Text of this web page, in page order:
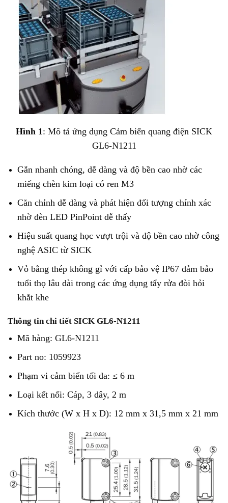
Hình 1: Mô tả ứng dụng Cảm biến quang điện SICK
GL6-N1211
Gắn nhanh chóng, dễ dàng và độ bền cao nhờ các
miếng chèn kim loại có ren M3
Căn chỉnh dễ dàng và phát hiện đối tượng chính xác
nhờ đèn LED PinPoint dễ thấy
Hiệu suất quang học vượt trội và độ bền cao nhờ công
nghệ ASIC từ SICK
Vỏ bằng thép không gỉ với cấp bảo vệ IP67 đảm bảo
tuổi thọ lâu dài trong các ứng dụng tẩy rửa đòi hỏi
khắt khe
Thông tin chi tiết SICK GL6-N1211
Mã hàng: GL6-N1211
Part no: 1059923
Phạm vi cảm biến tối đa: ≤ 6 m
Loại kết nối: Cáp, 3 dây, 2 m
Kích thước (W x H x D): 12 mm x 31,5 mm x 21 mm